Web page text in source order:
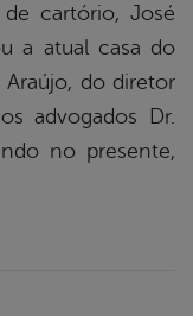
cartório, José
a atual casa do
Araújo, do diretor
advogados Dr.
no presente,